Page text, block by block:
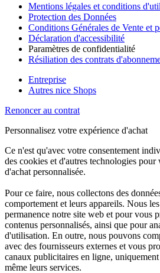
Mentions légales et conditions
Protection des Données
Conditions Générales de Vente et
Déclaration d'accessibilité
Paramètres de confidentialité
Résiliation des contrats
Entreprise
Autres nice Shops
Renoncer au contrat
Personnalisez votre expérience d'achat
Ce n'est qu'avec votre consentement
des cookies et d'autres technologies
d'achat personnalisée.
Pour ce faire, nous collectons des
comportement et leurs appareils. Nous
permanence notre site web et pour vous
contenus personnalisés, ainsi que pour
d'utilisation. En outre, nous pouvons
avec des fournisseurs externes et vous
canaux publicitaires en ligne,
même leurs services.